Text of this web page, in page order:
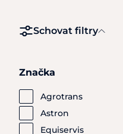
Schovat filtry
Značka
Agrotrans
Astron
Equiservis